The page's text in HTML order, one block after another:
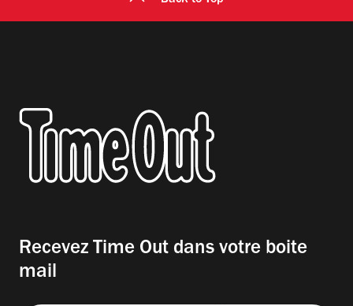
Recevez Time Out dans votre boite
mail